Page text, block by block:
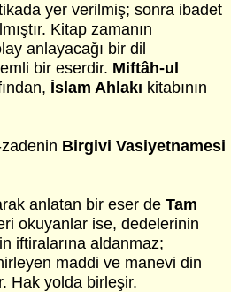
yer verilmiş; sonra ibadet
Kitap zamanın
anlayacağı bir dil
bir eserdir. Miftâh-ul
İslam Ahlakı kitabının
Birgivi Vasiyetnamesi
anlatan bir eser de Tam
okuyanlar ise, dedelerinin
iftiralarına aldanmaz;
maddi ve manevi din
Hak yolda birleşir.